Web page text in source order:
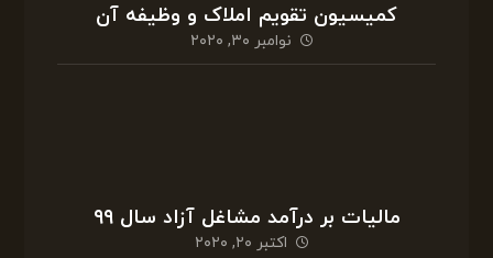
کمیسیون تقویم املاک و وظیفه آن
نوامبر ۳۰, ۲۰۲۰
مالیات بر درآمد مشاغل آزاد سال ۹۹
اکتبر ۲۰, ۲۰۲۰